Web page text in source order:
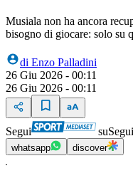
Musiala non ha ancora
bisogno di giocare: solo su
di Enzo Palladini
26 Giu 2026 - 00:11
26 Giu 2026 - 00:11
Segui su
whatsapp discover